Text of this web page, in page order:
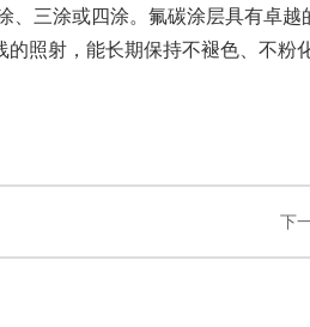
、三涂或四涂。氟碳涂层具有卓
照射，能长期保持不褪色、不粉
下